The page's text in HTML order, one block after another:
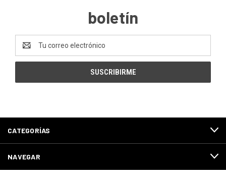
boletín
de
correo
CATEGORÍAS
NAVEGAR